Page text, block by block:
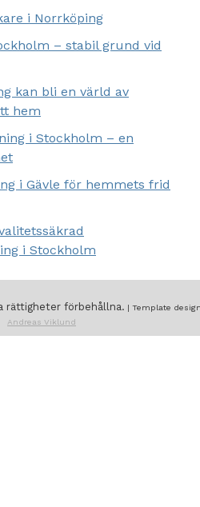
i Norrköping
– stabil grund vid
kan bli en värld av
hem
i Stockholm – en
i Gävle för hemmets frid
i Stockholm
rättigheter förbehållna. | Template
Andreas Viklund